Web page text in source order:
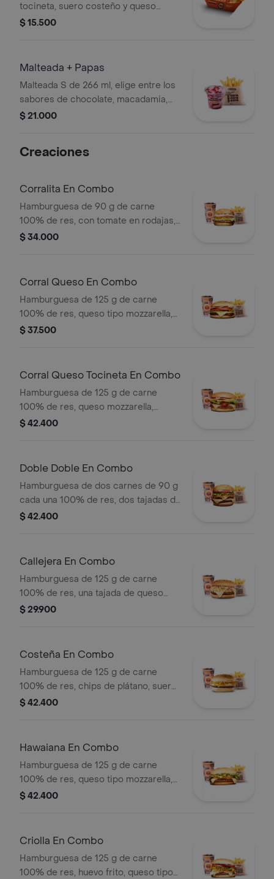
tocineta, suero costeño y queso
cheddar.
$ 15.500
Malteada + Papas
Malteada S de 266 ml, elige entre los
sabores de chocolate, macadamia,
frutos del bosque, vainilla o Café +
tiempo de entrega.
$ 21.000
Creaciones
Corralita En Combo
Hamburguesa de 90 g de carne
100% de res, con tomate en rodajas,
cebolla en rodajas, lechuga, salsa
pet
$ 34.000
Corral Queso En Combo
Hamburguesa de 125 g de carne
100% de res, queso tipo mozzarella,
tomate en rodajas, cebolla en rodajas,
$ 37.500
Corral Queso Tocineta En Combo
Hamburguesa de 125 g de carne
100% de res, queso mozzarella,
tocineta, tomate en rodajas, cebolla
bebida
$ 42.400
Doble Doble En Combo
Hamburguesa de dos carnes de 90 g
cada una 100% de res, dos tajadas de
queso tipo mozzarella, cebolla grillé,
cascos) + bebida PET
$ 42.400
Callejera En Combo
Hamburguesa de 125 g de carne
100% de res, una tajada de queso
tipo mozzarella, papas callejera, salsa
+ bebida PET
$ 29.900
Costeña En Combo
Hamburguesa de 125 g de carne
100% de res, chips de plátano, suero,
queso costeño rallado y salsa blanca
$ 42.400
Hawaiana En Combo
Hamburguesa de 125 g de carne
100% de res, queso tipo mozzarella,
piña, lechuga, salsa blanca y salsa de
pet
$ 42.400
Criolla En Combo
Hamburguesa de 125 g de carne
100% de res, huevo frito, queso tipo